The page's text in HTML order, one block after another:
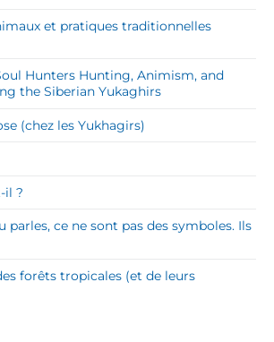
et pratiques traditionnelles
Hunters Hunting, Animism, and
the Siberian Yukaghirs
(chez les Yukhagirs)
il ?
parles, ce ne sont pas des symboles. Ils
forêts tropicales (et de leurs